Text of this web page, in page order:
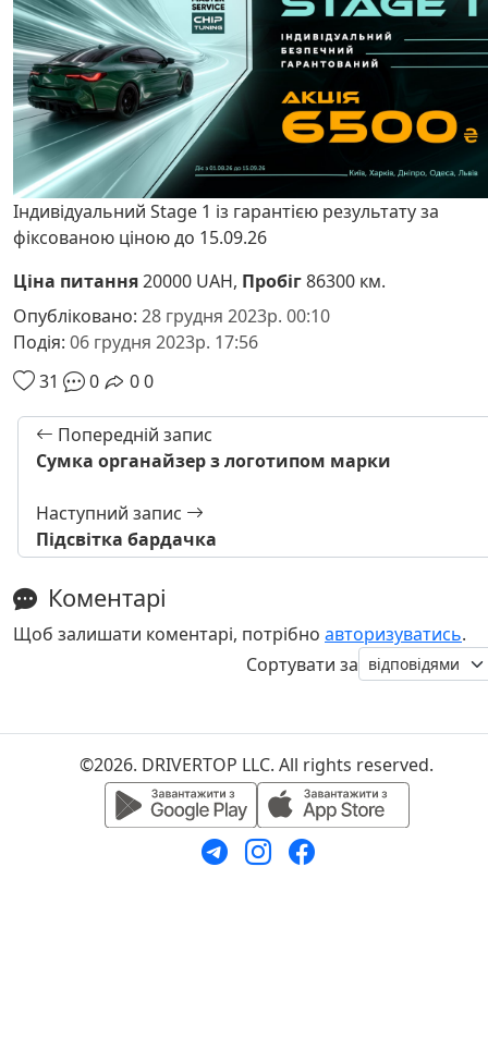
Індивідуальний Stage 1 із гарантією результату за
фіксованою ціною до 15.09.26
Ціна питання20000 UAH, Пробіг86300 км.
Опубліковано: 28 грудня 2023р. 00:10
Подія: 06 грудня 2023р. 17:56
31
0 00
Попередній запис
Сумка органайзер з логотипом марки
Наступний запис
Підсвітка бардачка
Коментарі
Щоб залишати коментарі, потрібно авторизуватись.
Сортувати за
©2026. DRIVERTOP LLC. All rights reserved.